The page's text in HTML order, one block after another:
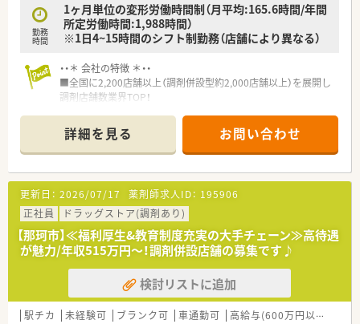
勤務
時間
1ヶ月単位の変形労働時間制（月平均:165.6時間/年間
所定労働時間:1,988時間）
※1日4~15時間のシフト制勤務（店舗により異なる）
・・＊ 会社の特徴 ＊・・
■全国に2,200店舗以上（調剤併設型約2,000店舗以上）を展開し
調剤店舗数業界TOP！
頑張り次第で高給与も可能！
■経験や勤務コースによりますが、経験の少ない方でも500万前
半スタートと業界TOP水準！
■職種や職域に合わせ、豊富な社内研修や外部組織と連携した研
修を用意されています
■薬剤師が中心の会社だからこそ活躍できるキャリアパスが多
種多様に用意されています。
■店舗拡大に伴い、エリアマネジャーや営業部長等のマネジメン
トのポジションも増えます。
■在宅や教育等の専門性を活かせるスペシャリストを目指すこ
とも可能です。
■その他にも、管理部門や商品部門等の本社スタッフなど活動領
域は多種多様です。
■在宅実施店舗は年々増加しており、在宅医療へもしっかりと関
詳細を見る お問い合わせ
更新日： 2026/07/17 薬剤師求人ID： 195906
正社員
ドラッグストア(調剤あり)
【那珂市】≪福利厚生&教育制度充実の大手チェーン≫高待遇
が魅力/年収515万円～！調剤併設店舗の募集です♪
検討リストに追加
駅チカ 未経験可 ブランク可 車通勤可 高給与(600万円以上)